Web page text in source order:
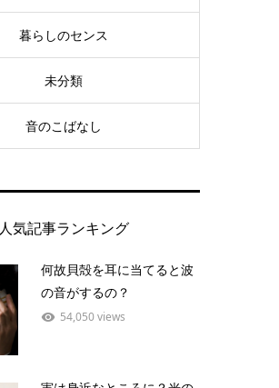
暮らしのセンス
未分類
音のこばなし
人気記事ランキング
何故貝殻を耳に当てると波
の音がするの？
54,050 views